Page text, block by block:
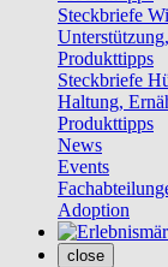
Steckbriefe
Produkttipps
Steckbriefe
Haltung,
Produkttipps
News
Events
Adoption
close